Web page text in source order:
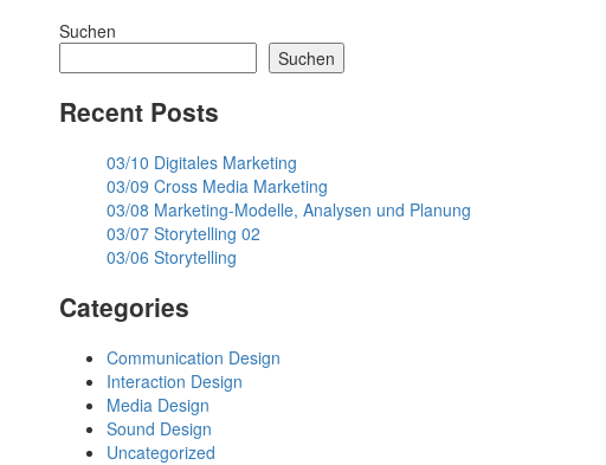
Suchen
Suchen
Recent Posts
03/10 Digitales Marketing
03/09 Cross Media Marketing
03/08 Marketing-Modelle, Analysen und Planung
03/07 Storytelling 02
03/06 Storytelling
Categories
Communication Design
Interaction Design
Media Design
Sound Design
Uncategorized